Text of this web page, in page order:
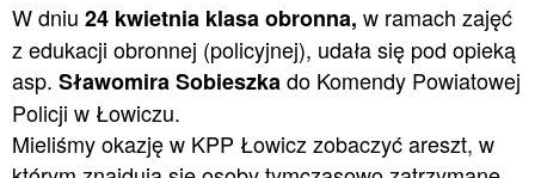
W dniu 24 kwietnia klasa obronna, w ramach zajęć
z edukacji obronnej (policyjnej), udała się pod opieką
asp. Sławomira Sobieszkado Komendy Powiatowej
Policji w Łowiczu.
Mieliśmy okazję w KPP Łowicz zobaczyć areszt, w